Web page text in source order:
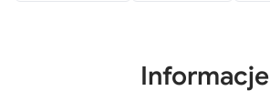
Informacje